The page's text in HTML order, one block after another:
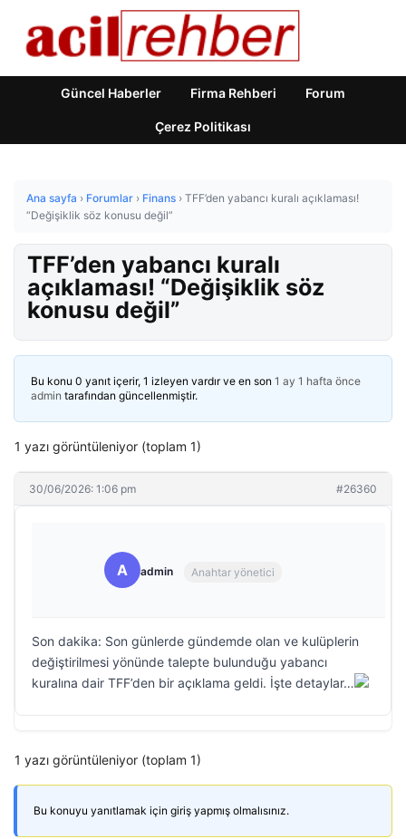
Güncel Haberler Firma Rehberi Forum
Çerez Politikası
Ana sayfa › Forumlar › Finans › TFF’den yabancı kuralı açıklaması!
“Değişiklik söz konusu değil”
TFF’den yabancı kuralı
açıklaması! “Değişiklik söz
konusu değil”
Bu konu 0 yanıt içerir, 1 izleyen vardır ve en son 1 ay 1 hafta önce
admin tarafından güncellenmiştir.
1 yazı görüntüleniyor (toplam 1)
30/06/2026: 1:06 pm #26360
A admin Anahtar yönetici
Son dakika: Son günlerde gündemde olan ve kulüplerin
değiştirilmesi yönünde talepte bulunduğu yabancı
kuralına dair TFF’den bir açıklama geldi. İşte detaylar…
1 yazı görüntüleniyor (toplam 1)
Bu konuyu yanıtlamak için giriş yapmış olmalısınız.